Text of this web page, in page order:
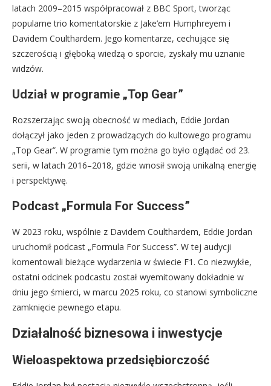
latach 2009–2015 współpracował z BBC Sport, tworząc
popularne trio komentatorskie z Jake’em Humphreyem i
Davidem Coulthardem. Jego komentarze, cechujące się
szczerością i głęboką wiedzą o sporcie, zyskały mu uznanie
widzów.
Udział w programie „Top Gear”
Rozszerzając swoją obecność w mediach, Eddie Jordan
dołączył jako jeden z prowadzących do kultowego programu
„Top Gear”. W programie tym można go było oglądać od 23.
serii, w latach 2016–2018, gdzie wnosił swoją unikalną energię
i perspektywę.
Podcast „Formula For Success”
W 2023 roku, wspólnie z Davidem Coulthardem, Eddie Jordan
uruchomił podcast „Formula For Success”. W tej audycji
komentowali bieżące wydarzenia w świecie F1. Co niezwykłe,
ostatni odcinek podcastu został wyemitowany dokładnie w
dniu jego śmierci, w marcu 2025 roku, co stanowi symboliczne
zamknięcie pewnego etapu.
Działalność biznesowa i inwestycje
Wieloaspektowa przedsiębiorczość